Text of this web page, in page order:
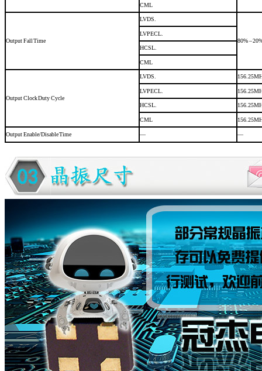
CML
OutputFallTime
LVDS.
80% –
LVPECL.
HCSL.
CML
OutputClockDutyCycle
LVDS.
LVPECL.
HCSL.
CML
OutputEnable/DisableTime — —